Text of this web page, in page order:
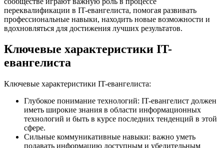
переквалификации в IT-евангелиста, помогая развивать
профессиональные навыки, находить новые возможности и
вдохновляться для достижения лучших результатов.
Ключевые характеристики IT-
евангелиста
Ключевые характеристики IT-евангелиста:
Глубокое понимание технологий: IT-евангелист должен
иметь широкие знания в области информационных
технологий и быть в курсе последних тенденций в этой
сфере.
Сильные коммуникативные навыки: важно уметь
подавать информацию доступным и убедительным